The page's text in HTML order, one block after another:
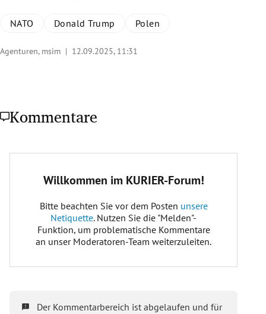
NATO Donald Trump Polen
Agenturen, msim | 12.09.2025, 11:31
Kommentare